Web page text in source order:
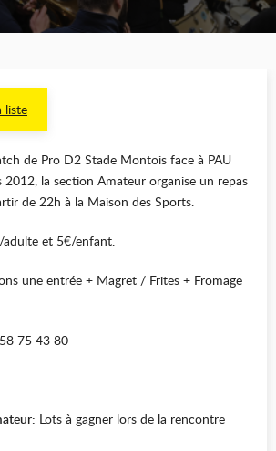
liste
de Pro D2 Stade Montois face à PAU
2012, la section Amateur organise un repas
de 22h à la Maison des Sports.
adulte et 5€/enfant.
une entrée + Magret / Frites + Fromage
75 43 80
Lots à gagner lors de la rencontre